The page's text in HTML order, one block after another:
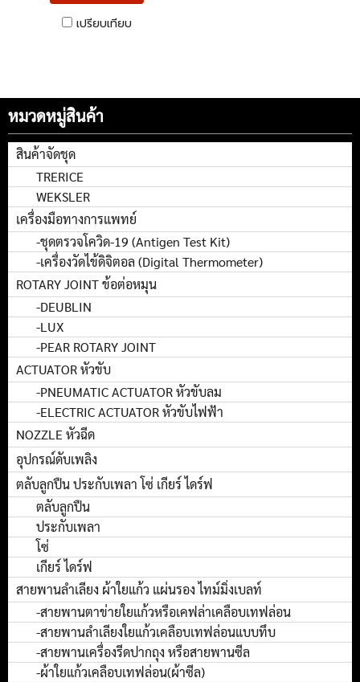
เปรียบเทียบ
หมวดหมู่สินค้า
สินค้าจัดชุด
TRERICE
WEKSLER
เครื่องมือทางการแพทย์
-ชุดตรวจโควิด-19 (Antigen Test Kit)
-เครื่องวัดไข้ดิจิตอล (Digital Thermometer)
ROTARY JOINT ข้อต่อหมุน
-DEUBLIN
-LUX
-PEAR ROTARY JOINT
ACTUATOR หัวขับ
-PNEUMATIC ACTUATOR หัวขับลม
-ELECTRIC ACTUATOR หัวขับไฟฟ้า
NOZZLE หัวฉีด
อุปกรณ์ดับเพลิง
ตลับลูกปืน ประกับเพลา โซ่ เกียร์ ไดร์ฟ
ตลับลูกปืน
ประกับเพลา
โซ่
เกียร์ ไดร์ฟ
สายพานลำเลียง ผ้าใยแก้ว แผ่นรอง ไทม์มิ่งเบลท์
-สายพานตาข่ายใยแก้วหรือเคฟล่าเคลือบเทฟล่อน
-สายพานลำเลียงใยแก้วเคลือบเทฟล่อนแบบทึบ
-สายพานเครื่องรีดปากถุง หรือสายพานซีล
-ผ้าใยแก้วเคลือบเทฟล่อน(ผ้าซีล)